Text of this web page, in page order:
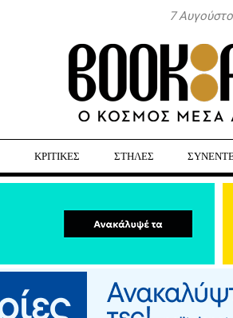
7
ΚΡΙΤΙΚΕΣ ΣΤΗΛΕΣ